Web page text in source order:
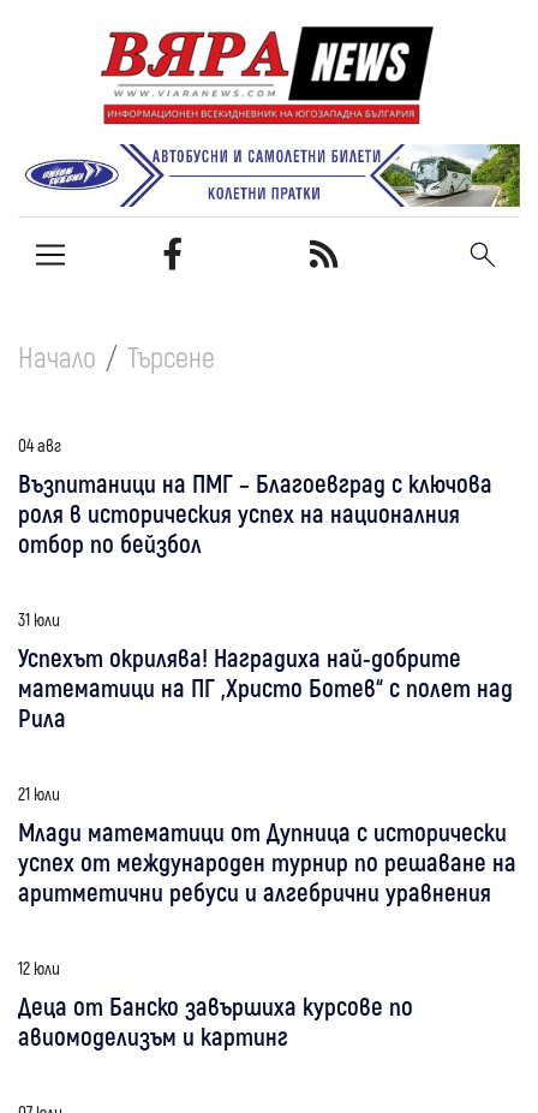
Начало Търсене
04 авг
Възпитаници на ПМГ – Благоевград с ключова
роля в историческия успех на националния
отбор по бейзбол
31 юли
Успехът окрилява! Наградиха най-добрите
математици на ПГ „Христо Ботев“ с полет над
Рила
21 юли
Млади математици от Дупница с исторически
успех от международен турнир по решаване на
аритметични ребуси и алгебрични уравнения
12 юли
Деца от Банско завършиха курсове по
авиомоделизъм и картинг